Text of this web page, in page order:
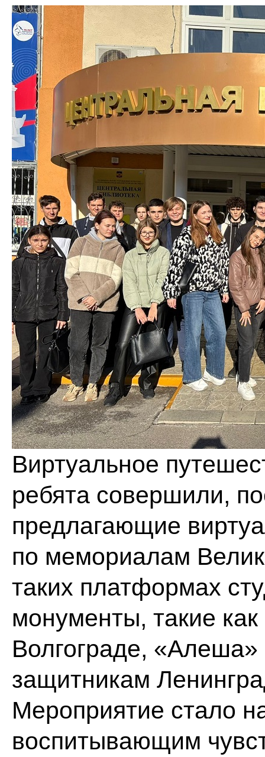
Виртуальное
ребята совершили,
предлагающие
по мемориалам
таких платформах
монументы, такие
Волгограде,
защитникам
Мероприятие стало
воспитывающим